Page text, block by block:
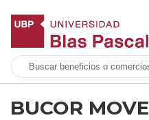
BUCOR MOVE